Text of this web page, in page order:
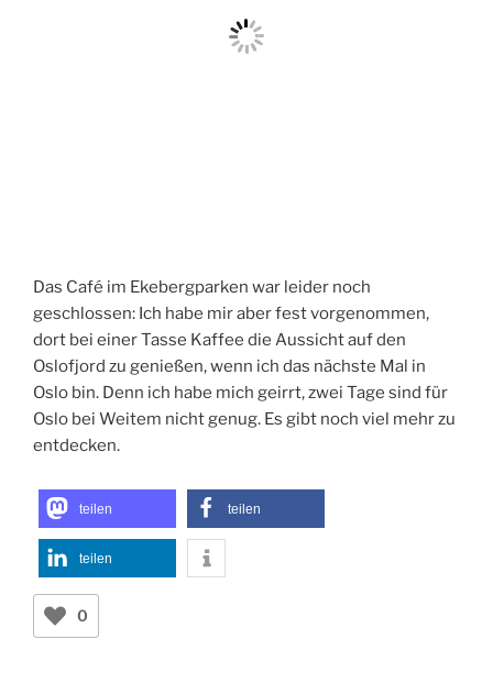
Oslofjord zu genießen, wenn ich das nächste Mal in
Oslo bin. Denn ich habe mich geirrt, zwei Tage sind für
Oslo bei Weitem nicht genug. Es gibt noch viel mehr zu
entdecken.
teilen
teilen